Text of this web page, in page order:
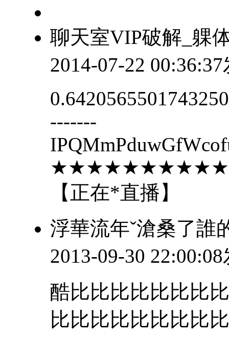
聊天室VIP破解_躶
2014-07-22
-------
【正在*直播】
浮華流年ˇ滄桑了誰
2013-09-30
酷比比比比比比比
比比比比比比比比